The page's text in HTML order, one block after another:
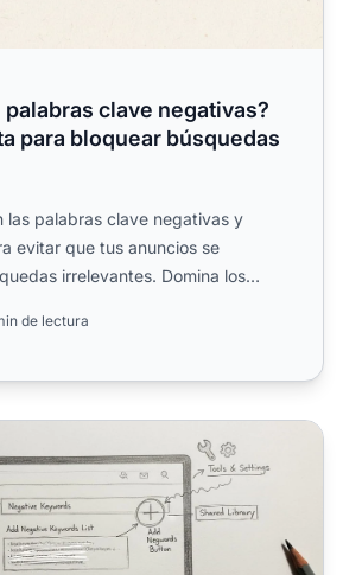
palabras clave negativas?
para bloquear búsquedas
las palabras clave negativas y
evitar que tus anuncios se
irrelevantes. Domina los
de lectura
palabras clave negativas? Guía